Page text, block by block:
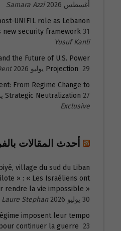
أغسطس 2026
Samara Azzi
UNIFIL role as Lebanon
new security framework 31 يوليو 2026
Yusuf Kanli
the Future of U.S. Power
Projection 29 يوليو 2026
From Regime Change to
Strategic Neutralization 27 يوليو 2026
Exclusive
أحدث المقالات
village du sud du Liban
» : « Les Israéliens ont
rendre la vie impossible »
30 يوليو 2026
Laure Stephan
imposent leur tempo
continuer la guerre 23 يوليو 2026